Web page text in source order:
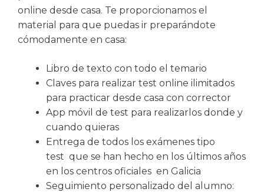
online desde casa. Te proporcionamos el
material para que puedas ir preparándote
cómodamente en casa:
Libro de texto con todo el temario
Claves para realizar test online ilimitados
para practicar desde casa con corrector
App móvil de test para realizarlos donde y
cuando quieras
Entrega de todos los exámenes tipo
test que se han hecho en los últimos años
en los centros oficiales en Galicia
Seguimiento personalizado del alumno: